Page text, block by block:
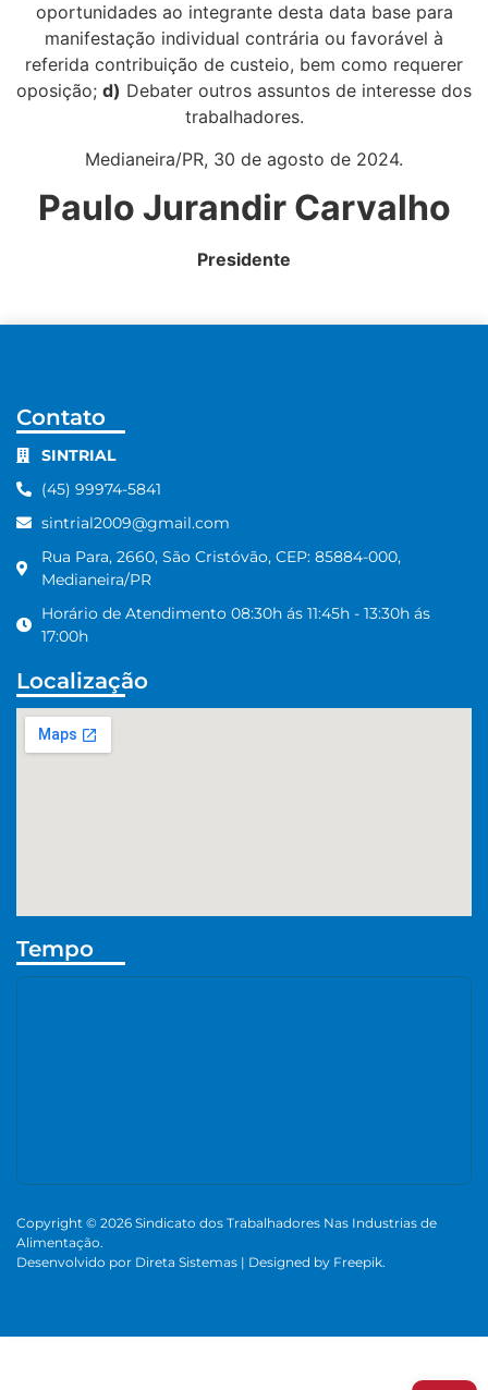
oportunidades ao integrante desta data base para
manifestação individual contrária ou favorável à
referida contribuição de custeio, bem como requerer
oposição; d) Debater outros assuntos de interesse dos
trabalhadores.
Medianeira/PR, 30 de agosto de 2024.
Paulo Jurandir Carvalho
Presidente
Contato
SINTRIAL
(45) 99974-5841
sintrial2009@gmail.com
Rua Para, 2660, São Cristóvão, CEP: 85884-000,
Medianeira/PR
Horário de Atendimento 08:30h ás 11:45h - 13:30h ás
17:00h
Localização
Tempo
Copyright © 2026 Sindicato dos Trabalhadores Nas Industrias de
Alimentação.
Desenvolvido por Direta Sistemas | Designed by Freepik.